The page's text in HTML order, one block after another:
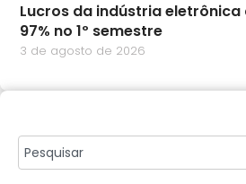
Lucros da indústria
97% no 1º semestre
3 de agosto de 2026